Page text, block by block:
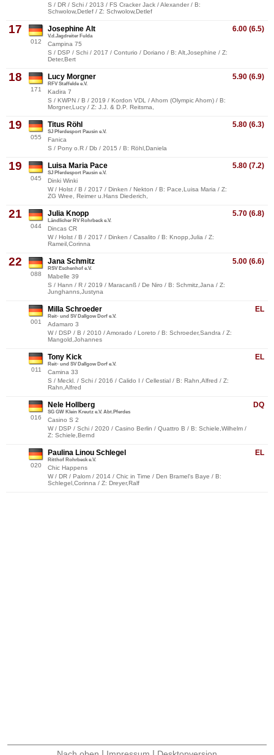
S / DR / Schi / 2013 / FS Cracker Jack / Alexander / B:
Schwolow,Detlef / Z: Schwolow,Detlef
17
012
6.00 (6.5)
Josephine Alt
V.d.Jagdreiter Fulda
Campina 75
S / DSP / Schi / 2017 / Conturio / Doriano / B: Alt,Josephine / Z:
Deter,Bert
18
171
5.90 (6.9)
Lucy Morgner
RFV Staffelde e.V.
Kadira 7
S / KWPN / B / 2019 / Kordon VDL / Ahorn (Olympic Ahorn) / B:
Morgner,Lucy / Z: J.J. & D.P. Reitsma,
19
055
5.80 (6.3)
Titus Röhl
SJ Pferdesport Pausin e.V.
Fanica
S / Pony o.R / Db / 2015 / B: Röhl,Daniela
19
045
5.80 (7.2)
Luisa Maria Pace
SJ Pferdesport Pausin e.V.
Dinki Winki
W / Holst / B / 2017 / Dinken / Nekton / B: Pace,Luisa Maria / Z:
ZG Wree, Reimer u.Hans Diederich,
21
044
5.70 (6.8)
Julia Knopp
Ländlicher RV Rohrbeck e.V.
Dincas CR
W / Holst / B / 2017 / Dinken / Casalito / B: Knopp,Julia / Z:
Rameil,Corinna
22
088
5.00 (6.6)
Jana Schmitz
RSV Eschenhof e.V.
Mabelle 39
S / Hann / R / 2019 / Maracanß / De Niro / B: Schmitz,Jana / Z:
Junghanns,Justyna
001
EL
Milla Schroeder
Reit- und SV Dallgow Dorf e.V.
Adamaro 3
W / DSP / B / 2010 / Amorado / Loreto / B: Schroeder,Sandra / Z:
Mangold,Johannes
011
EL
Tony Kick
Reit- und SV Dallgow Dorf e.V.
Camina 33
S / Meckl. / Schi / 2016 / Calido I / Cellestial / B: Rahn,Alfred / Z:
Rahn,Alfred
016
DQ
Nele Hollberg
SG GW Klein Kreutz e.V. Abt.Pferdes
Casino S 2
W / DSP / Schi / 2020 / Casino Berlin / Quattro B / B: Schiele,Wilhelm /
Z: Schiele,Bernd
020
EL
Paulina Linou Schlegel
Ritthof Rohrbeck e.V.
Chic Happens
W / DR / Palom / 2014 / Chic in Time / Den Bramel's Baye / B:
Schlegel,Corinna / Z: Dreyer,Ralf